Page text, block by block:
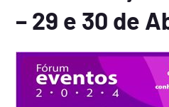
– 29 e 30 de